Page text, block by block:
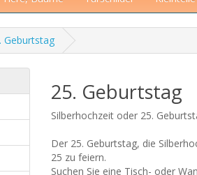
Geburtstag
25. Geburtstag
Silberhochzeit oder 25.
Der 25. Geburtstag, die
25 zu feiern.
Suchen Sie eine Tisch- oder